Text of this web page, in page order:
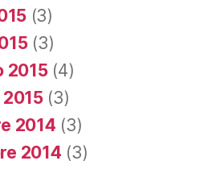
(3)
(3)
2015(4)
2015(3)
2014 (3)
2014 (3)